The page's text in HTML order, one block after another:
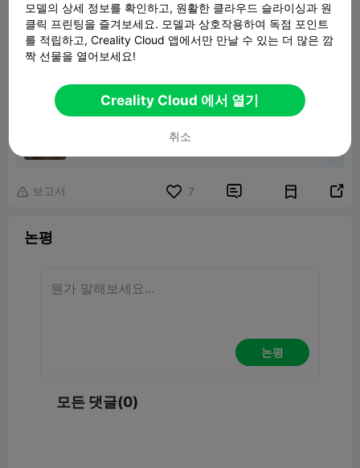
11 Tooth Gear Fidget 3pc
 보고서 7  
논평
논평
모든 댓글(0)
모델의 상세 정보를 확인하고, 원활한 클라우드 슬라이싱과 원
클릭 프린팅을 즐겨보세요. 모델과 상호작용하여 독점 포인트
를 적립하고, Creality Cloud 앱에서만 만날 수 있는 더 많은 깜
짝 선물을 열어보세요!
Creality Cloud 에서 열기
취소